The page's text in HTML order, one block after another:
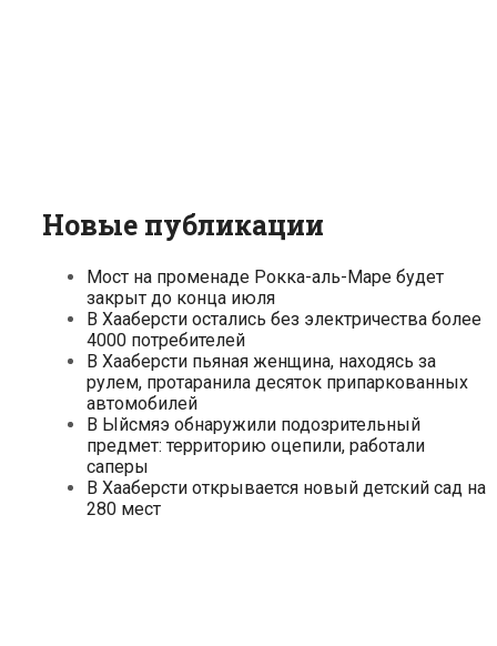
Новые публикации
Мост на променаде Рокка-аль-Маре будет
закрыт до конца июля
В Хааберсти остались без электричества более
4000 потребителей
В Хааберсти пьяная женщина, находясь за
рулем, протаранила десяток припаркованных
автомобилей
В Ыйсмяэ обнаружили подозрительный
предмет: территорию оцепили, работали
саперы
В Хааберсти открывается новый детский сад на
280 мест